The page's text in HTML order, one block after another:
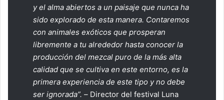
y el alma abiertos a un paisaje que nunca ha
sido explorado de esta manera. Contaremos
con animales exóticos que prosperan
libremente a tu alrededor hasta conocer la
producción del mezcal puro de la más alta
calidad que se cultiva en este entorno, es la
primera experiencia de este tipo y no debe
ser ignorada”. – Director del festival Luna